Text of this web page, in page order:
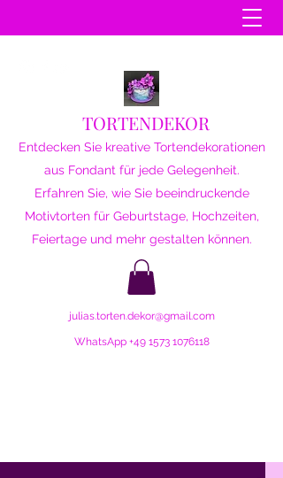
TORTENDEKOR
Entdecken Sie kreative Tortendekorationen
aus Fondant für jede Gelegenheit.
Erfahren Sie, wie Sie beeindruckende
Motivtorten für Geburtstage, Hochzeiten,
Feiertage und mehr gestalten können.
julias.torten.dekor@gmail.com
WhatsApp +49 1573 1076118